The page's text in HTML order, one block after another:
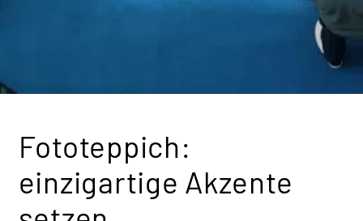
Fototeppich:
einzigartige Akzente